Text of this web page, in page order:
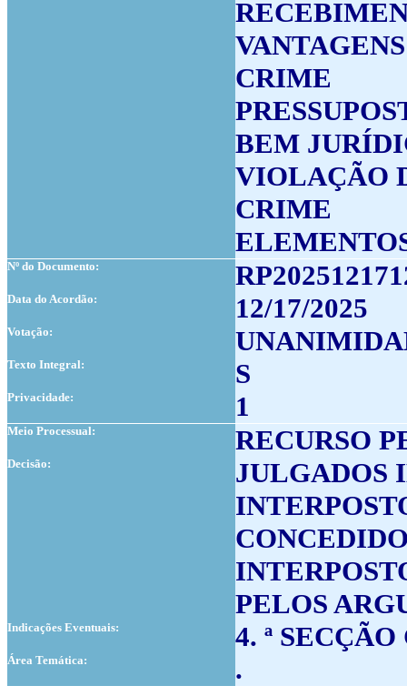
CRIME
BEM
VIOLAÇÃO
CRIME
Nº do Documento:
Data do Acordão: 12/17/2025
Votação:
Texto Integral: S
Privacidade: 1
Meio Processual: RECURSO
Decisão:
JULGADOS
PELOS
Indicações Eventuais: 4. ª
Área Temática: .